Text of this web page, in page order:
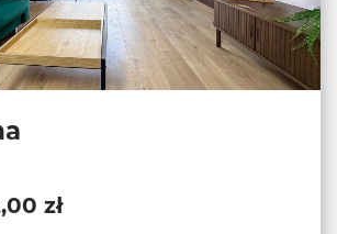
zł